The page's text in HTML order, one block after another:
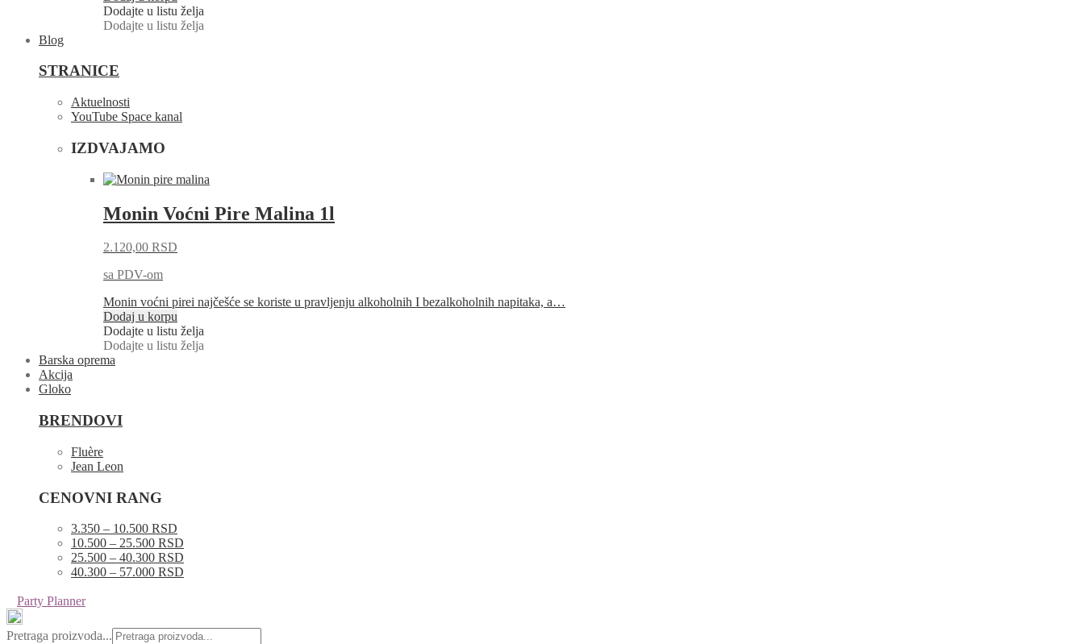
Dodajte u listu želja
Dodajte u listu želja
Blog
STRANICE
Aktuelnosti
YouTube Space kanal
IZDVAJAMO
Monin Voćni Pire Malina 1l
2.120,00 RSD
sa PDV-om
Monin voćni pirei najčešće se koriste u pravljenju alkoholnih I bezalkoholnih napitaka, a…
Dodaj u korpu
Dodajte u listu želja
Dodajte u listu želja
Barska oprema
Akcija
Gloko
BRENDOVI
Fluère
Jean Leon
CENOVNI RANG
3.350 – 10.500 RSD
10.500 – 25.500 RSD
25.500 – 40.300 RSD
40.300 – 57.000 RSD
Party Planner
Pretraga proizvoda...